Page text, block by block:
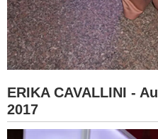
ERIKA CAVALLINI -
2017